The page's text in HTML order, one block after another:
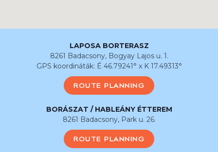
LAPOSA BORTERASZ
8261 Badacsony, Bogyay Lajos u. 1.
GPS koordináták: É 46.79241° x K 17.49313°
ROUTE PLANNING
BORÁSZAT / HABLEÁNY ÉTTEREM
8261 Badacsony, Park u. 26.
ROUTE PLANNING